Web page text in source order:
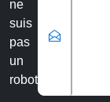
ne
suis
pas
un
robot